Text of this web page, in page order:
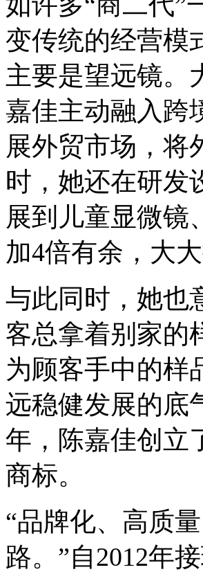
变传统的经营模
主要是望远镜。
嘉佳主动融入跨
展外贸市场，将
时，她还在研发
展到儿童显微镜
加4倍有余，大
与此同时，她也
客总拿着别家的
为顾客手中的样
远稳健发展的底
年，陈嘉佳创立
商标。
“品牌化、高质
路。”自2012年